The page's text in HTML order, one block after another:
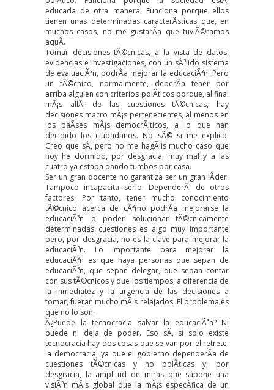
educada de otra manera. Funciona porque ellos
tienen unas determinadas caracterÃ­sticas que, en
muchos casos, no me gustarÃ­a que tuviÃ©ramos
aquÃ­.
Tomar decisiones tÃ©cnicas, a la vista de datos,
evidencias e investigaciones, con un sÃ³lido sistema
de evaluaciÃ³n, podrÃ­a mejorar la educaciÃ³n. Pero
un tÃ©cnico, normalmente, deberÃ­a tener por
arriba alguien con criterios polÃ­ticos porque, al final
mÃ¡s allÃ¡ de las cuestiones tÃ©cnicas, hay
decisiones macro mÃ¡s pertenecientes, al menos en
los paÃ­ses mÃ¡s democrÃ¡ticos, a lo que han
decidido los ciudadanos. No sÃ© si me explico.
Creo que sÃ­, pero no me hagÃ¡is mucho caso que
hoy he dormido, por desgracia, muy mal y a las
cuatro ya estaba dando tumbos por casa.
Ser un gran docente no garantiza ser un gran lÃ­der.
Tampoco incapacita serlo. DependerÃ¡ de otros
factores. Por tanto, tener mucho conocimiento
tÃ©cnico acerca de cÃ³mo podrÃ­a mejorarse la
educaciÃ³n o poder solucionar tÃ©cnicamente
determinadas cuestiones es algo muy importante
pero, por desgracia, no es la clave para mejorar la
educaciÃ³n. Lo importante para mejorar la
educaciÃ³n es que haya personas que sepan de
educaciÃ³n, que sepan delegar, que sepan contar
con sus tÃ©cnicos y que los tiempos, a diferencia de
la inmediatez y la urgencia de las decisiones a
tomar, fueran mucho mÃ¡s relajados. El problema es
que no lo son.
Â¿Puede la tecnocracia salvar la educaciÃ³n? Ni
puede ni deja de poder. Eso sÃ­, si solo existe
tecnocracia hay dos cosas que se van por el retrete:
la democracia, ya que el gobierno dependerÃ­a de
cuestiones tÃ©cnicas y no polÃ­ticas y, por
desgracia, la amplitud de miras que supone una
visiÃ³n mÃ¡s global que la mÃ¡s especÃ­fica de un